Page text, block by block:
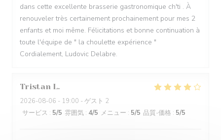
dans cette excellente brasserie gastronomique ch'ti . À
renouveler très certainement prochainement pour mes 2
enfants et moi même. Félicitations et bonne continuation à
toute l'équipe de " la choulette expérience "
Cordialement, Ludovic Delabre.
Tristan L
2026-08-06 - 19:00 - ゲスト 2
サービス : 5/5 雰囲気 : 4/5 メニュー : 5/5 品質-価格 : 5/5